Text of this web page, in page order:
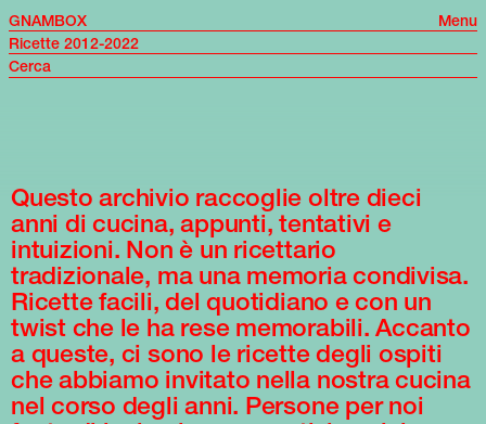
GNAMBOX
Menu
Ricette 2012-2022
Questo archivio raccoglie oltre dieci
anni di cucina, appunti, tentativi e
intuizioni. Non è un ricettario
tradizionale, ma una memoria condivisa.
Ricette facili, del quotidiano e con un
twist che le ha rese memorabili. Accanto
a queste, ci sono le ricette degli ospiti
che abbiamo invitato nella nostra cucina
nel corso degli anni. Persone per noi